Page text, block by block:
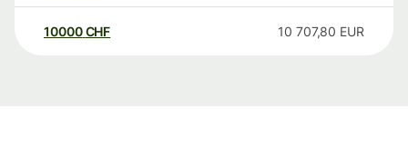
10000 CHF 10 707,80 EUR